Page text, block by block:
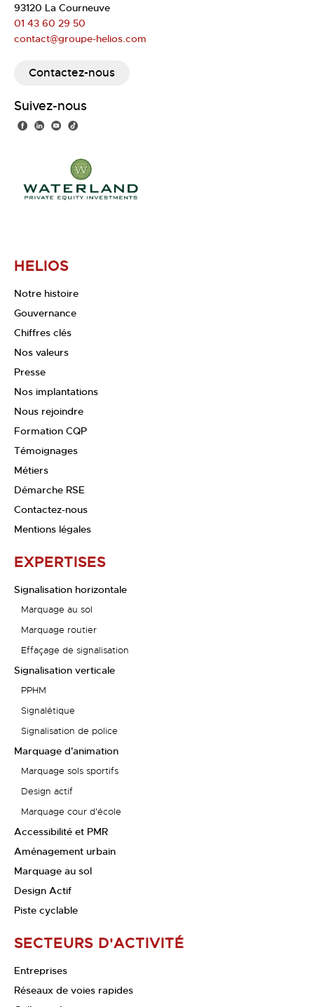
93120 La Courneuve
01 43 60 29 50
contact@groupe-helios.com
Contactez-nous
Suivez-nous
HELIOS
Notre histoire
Gouvernance
Chiffres clés
Nos valeurs
Presse
Nos implantations
Nous rejoindre
Formation CQP
Témoignages
Métiers
Démarche RSE
Contactez-nous
Mentions légales
EXPERTISES
Signalisation horizontale
Marquage au sol
Marquage routier
Effaçage de signalisation
Signalisation verticale
PPHM
Signalétique
Signalisation de police
Marquage d'animation
Marquage sols sportifs
Design actif
Marquage cour d'école
Accessibilité et PMR
Aménagement urbain
Marquage au sol
Design Actif
Piste cyclable
SECTEURS D'ACTIVITÉ
Entreprises
Réseaux de voies rapides